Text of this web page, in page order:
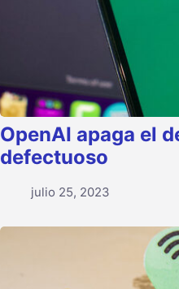
OpenAI apaga el
defectuoso
julio 25, 2023